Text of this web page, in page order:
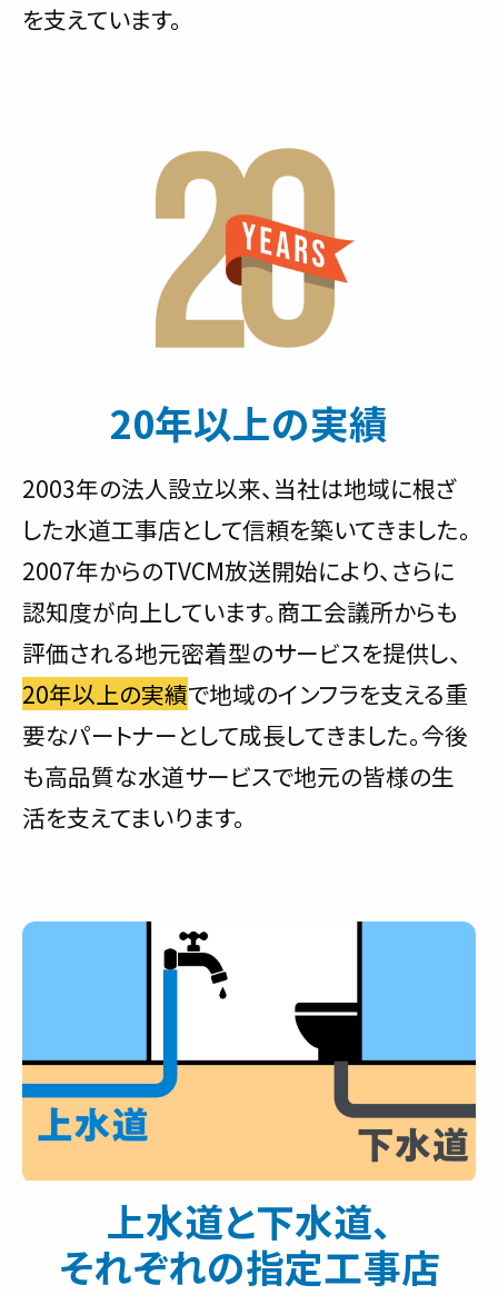
を支えています。
20年以上の実績
2003年の法人設立以来、当社は地域に根ざ
した水道工事店として信頼を築いてきました。
2007年からのTVCM放送開始により、さらに
認知度が向上しています。商工会議所からも
評価される地元密着型のサービスを提供し、
20年以上の実績で地域のインフラを支える重
要なパートナーとして成長してきました。今後
も高品質な水道サービスで地元の皆様の生
活を支えてまいります。
上水道と下水道、
それぞれの指定工事店